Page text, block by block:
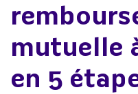
mutuelle
en 5